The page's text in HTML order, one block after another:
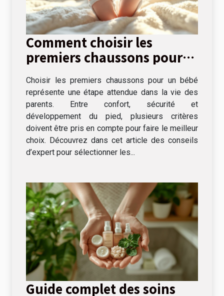
Comment choisir les
premiers chaussons pour
votre bébé?
Choisir les premiers chaussons pour un bébé
représente une étape attendue dans la vie des
parents. Entre confort, sécurité et
développement du pied, plusieurs critères
doivent être pris en compte pour faire le meilleur
choix. Découvrez dans cet article des conseils
d’expert pour sélectionner les...
Guide complet des soins